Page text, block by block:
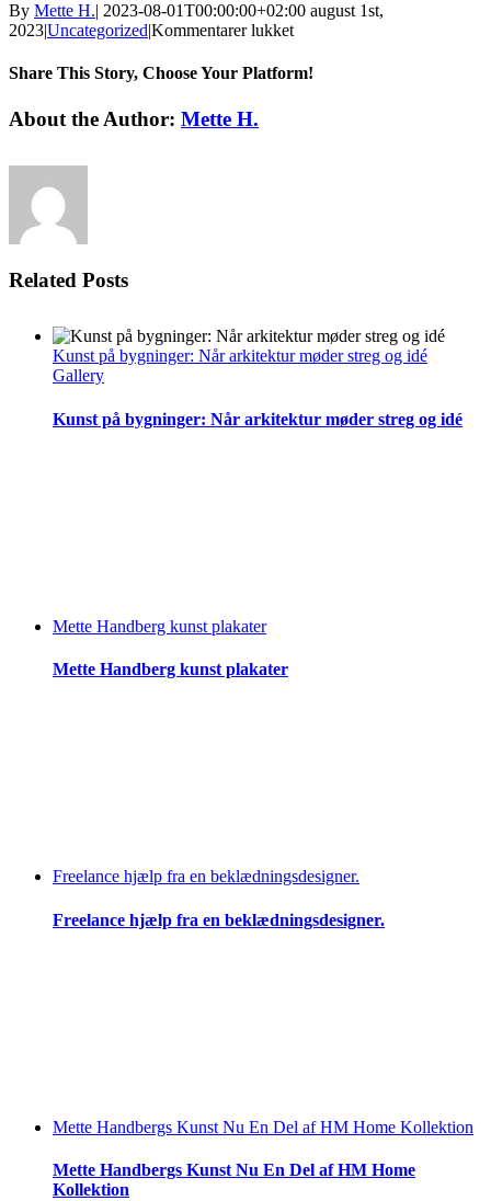
By Mette H.| 2023-08-01T00:00:00+02:00 august 1st,
2023|Uncategorized|Kommentarer lukkettil
pearls
Share This Story, Choose Your Platform!
Facebook
Twitter
Linkedin
Reddit
Tumblr
Google+
Pinterest
Vk
Email
About the Author: Mette H.
Related Posts
Kunst på bygninger: Når arkitektur møder streg og idé
Gallery
Kunst på bygninger: Når arkitektur møder streg og idé
Mette Handberg kunst plakater
Mette Handberg kunst plakater
Freelance hjælp fra en beklædningsdesigner.
Freelance hjælp fra en beklædningsdesigner.
Mette Handbergs Kunst Nu En Del af HM Home Kollektion
Mette Handbergs Kunst Nu En Del af HM Home
Kollektion